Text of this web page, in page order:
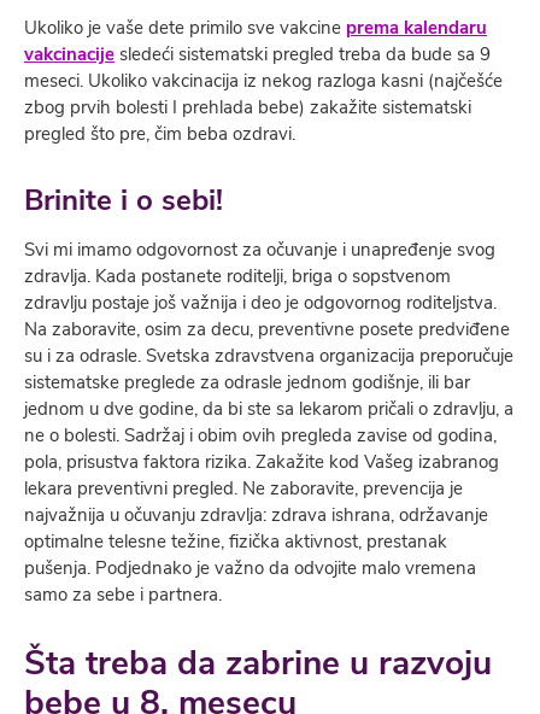
Ukoliko je vaše dete primilo sve vakcine prema kalendaru
vakcinacije sledeći sistematski pregled treba da bude sa 9
meseci. Ukoliko vakcinacija iz nekog razloga kasni (najčešće
zbog prvih bolesti I prehlada bebe) zakažite sistematski
pregled što pre, čim beba ozdravi.
Brinite i o sebi!
Svi mi imamo odgovornost za očuvanje i unapređenje svog
zdravlja. Kada postanete roditelji, briga o sopstvenom
zdravlju postaje još važnija i deo je odgovornog roditeljstva.
Na zaboravite, osim za decu, preventivne posete predviđene
su i za odrasle. Svetska zdravstvena organizacija preporučuje
sistematske preglede za odrasle jednom godišnje, ili bar
jednom u dve godine, da bi ste sa lekarom pričali o zdravlju, a
ne o bolesti. Sadržaj i obim ovih pregleda zavise od godina,
pola, prisustva faktora rizika. Zakažite kod Vašeg izabranog
lekara preventivni pregled. Ne zaboravite, prevencija je
najvažnija u očuvanju zdravlja: zdrava ishrana, održavanje
optimalne telesne težine, fizička aktivnost, prestanak
pušenja. Podjednako je važno da odvojite malo vremena
samo za sebe i partnera.
Šta treba da zabrine u razvoju
bebe u 8. mesecu